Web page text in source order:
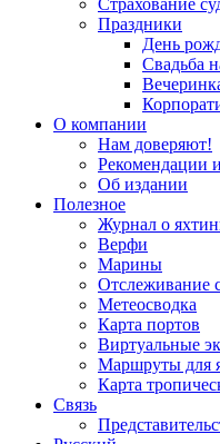
Праздники
День
Свадьба
О компании
Нам доверяют!
Рекомендации
Об издании
Полезное
Журнал о
Верфи
Марины
Отслеживание
Метеосводка
Карта портов
Виртуальные
Маршруты для
Карта
Связь